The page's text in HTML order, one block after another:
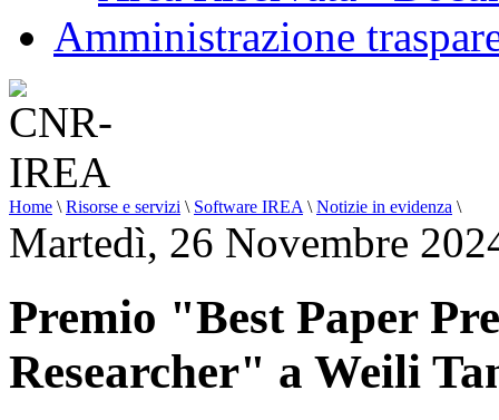
Amministrazione
Home \ Risorse e servizi \ Software IREA \ Notizie in evidenza \
Martedì, 26 Novembre
Premio "Best Paper
Researcher" a Weili